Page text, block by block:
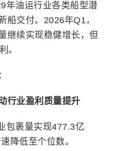
年油运行业各类船型潜
船交付。2026年Q1，
继续实现稳健增长，但
。
行业盈利质量提升
包裹量实现477.3亿
降低至个位数。